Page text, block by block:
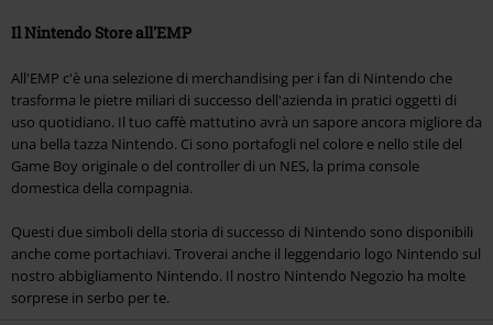
Il Nintendo Store all'EMP
All'EMP c'è una selezione di merchandising per i fan di Nintendo che
trasforma le pietre miliari di successo dell'azienda in pratici oggetti di
uso quotidiano. Il tuo caffè mattutino avrà un sapore ancora migliore da
una bella tazza Nintendo. Ci sono portafogli nel colore e nello stile del
Game Boy originale o del controller di un NES, la prima console
domestica della compagnia.
Questi due simboli della storia di successo di Nintendo sono disponibili
anche come portachiavi. Troverai anche il leggendario logo Nintendo sul
nostro abbigliamento Nintendo. Il nostro Nintendo Negozio ha molte
sorprese in serbo per te.